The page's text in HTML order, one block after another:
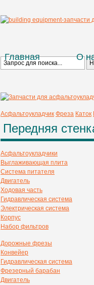
Главная О
Асфальтоукладчик Фреза Каток
Передняя
Асфальтоукладчики
Выглаживающая плита
Система питателя
Двигатель
Ходовая часть
Гидравлическая система
Электрическая система
Корпус
Набор фильтров
Дорожные фрезы
Конвейер
Гидравлическая система
Фрезерный барабан
Двигатель